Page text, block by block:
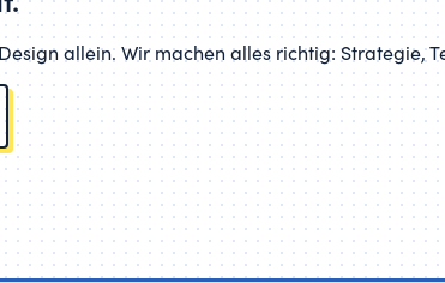
allein. Wir machen alles richtig: Strategie,